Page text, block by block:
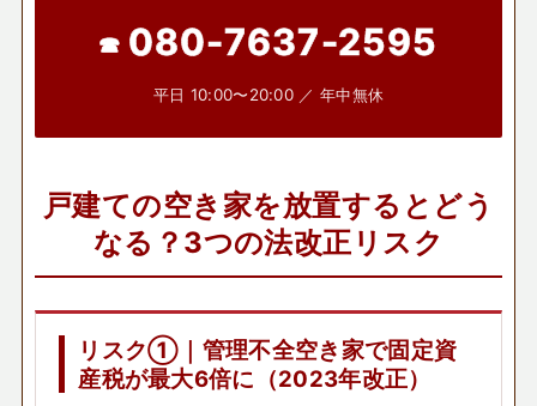
080-7637-2595
平日 10:00〜20:00 ／ 年中無休
戸建ての空き家を放置するとどう
なる？3つの法改正リスク
リスク①｜管理不全空き家で固定資
産税が最大6倍に（2023年改正）